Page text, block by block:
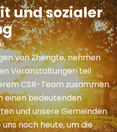
und sozialer
von Zhengte, nehmen
Veranstaltungen teil
CSR-Team zusammen.
einen bedeutenden
und unsere Gemeinden
noch heute, um die